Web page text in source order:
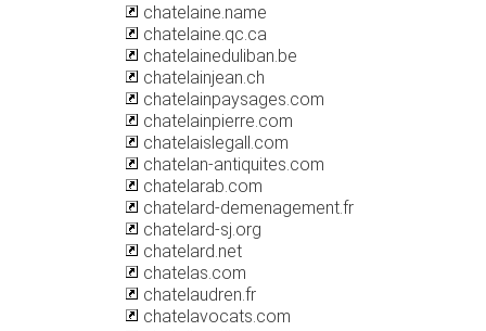
chatelaine.name
chatelaine.qc.ca
chatelaineduliban.be
chatelainjean.ch
chatelainpaysages.com
chatelainpierre.com
chatelaislegall.com
chatelan-antiquites.com
chatelarab.com
chatelard-demenagement.fr
chatelard-sj.org
chatelard.net
chatelas.com
chatelaudren.fr
chatelavocats.com